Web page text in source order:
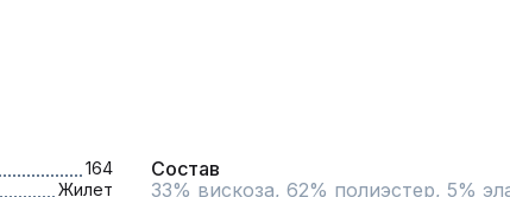
164
Жилет
Состав
33% вискоза, 62% полиэстер, 5%